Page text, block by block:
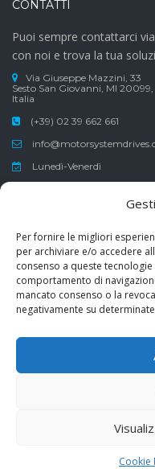
Per fornire le migliori
per archiviare e/o accedere
consenso a queste
comportamento di
mancato consenso o la
negativamente su
Cookie
CONTATTI
Puoi sempre contattarci
con noi e trova la tua
Via Giuseppe Mazzini, 33
Sesto San Giovanni, MI 20099,
Italia
(+39) 02 39 662 661
Lunedì-Venerdì
8:30-12:30 , 13:30-17:30
Erogazione pubblica
2020, n°23 di €30’000,00
Privacy